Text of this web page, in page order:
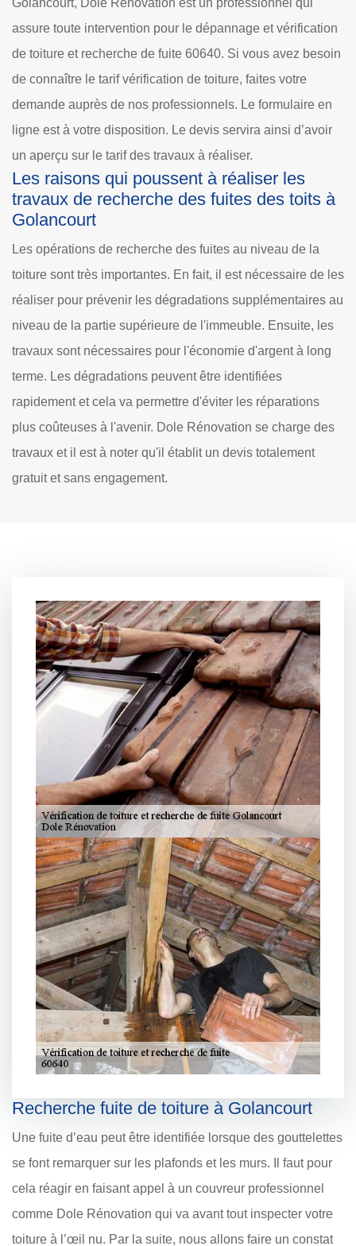
assure toute intervention pour le dépannage et vérification
de toiture et recherche de fuite 60640. Si vous avez besoin
de connaître le tarif vérification de toiture, faites votre
demande auprès de nos professionnels. Le formulaire en
ligne est à votre disposition. Le devis servira ainsi d’avoir
un aperçu sur le tarif des travaux à réaliser.
Les raisons qui poussent à réaliser les
travaux de recherche des fuites des toits à
Golancourt
Les opérations de recherche des fuites au niveau de la
toiture sont très importantes. En fait, il est nécessaire de les
réaliser pour prévenir les dégradations supplémentaires au
niveau de la partie supérieure de l'immeuble. Ensuite, les
travaux sont nécessaires pour l'économie d'argent à long
terme. Les dégradations peuvent être identifiées
rapidement et cela va permettre d'éviter les réparations
plus coûteuses à l'avenir. Dole Rénovation se charge des
travaux et il est à noter qu'il établit un devis totalement
gratuit et sans engagement.
Recherche fuite de toiture à Golancourt
Une fuite d’eau peut être identifiée lorsque des gouttelettes
se font remarquer sur les plafonds et les murs. Il faut pour
cela réagir en faisant appel à un couvreur professionnel
comme Dole Rénovation qui va avant tout inspecter votre
toiture à l’œil nu. Par la suite, nous allons faire un constat